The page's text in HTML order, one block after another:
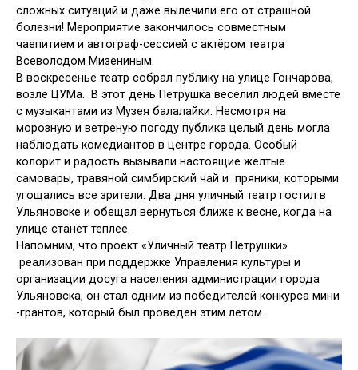
сложных ситуаций и даже вылечили его от страшной
болезни! Мероприятие закончилось совместным
чаепитием и автограф-сессией с актёром театра
Всеволодом Мизениным.
В воскресенье театр собрал публику на улице Гончарова,
возле ЦУМа. В этот день Петрушка веселил людей вместе
с музыкантами из Музея балалайки. Несмотря на
морозную и ветреную погоду публика целый день могла
наблюдать комедиантов в центре города. Особый
колорит и радость вызывали настоящие жёлтые
самовары, травяной симбирский чай и пряники, которыми
угощались все зрители. Два дня уличный театр гостил в
Ульяновске и обещал вернуться ближе к весне, когда на
улице станет теплее.
Напомним, что проект «Уличный театр Петрушки»
реализован при поддержке Управления культуры и
организации досуга населения администрации города
Ульяновска, он стал одним из победителей конкурса мини
-грантов, который был проведен этим летом.